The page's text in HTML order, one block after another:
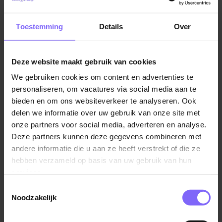
Toestemming Details Over
Deze website maakt gebruik van cookies
We gebruiken cookies om content en advertenties te
personaliseren, om vacatures via social media aan te
bieden en om ons websiteverkeer te analyseren. Ook
delen we informatie over uw gebruik van onze site met
onze partners voor social media, adverteren en analyse.
Deze partners kunnen deze gegevens combineren met
andere informatie die u aan ze heeft verstrekt of die ze
hebben verzameld op basis van uw gebruik van hun
Noodzakelijk
Eerstejaars Profcoach M.S.R.V. Saurus
aan de sportieve en persoonlijke ontwikkeling
van studenten. Voor M.S.R.V. Saurus betekent
dit het versterken van de wedstrijdsectie door
continuïteit, kwaliteit en groei in coaching en
talentontwikkeling te waarborgen.
Jouw collega’s:Je werkt nauw samen met de
wedstrijdcommissaris, het bestuur van M.S.R.V.
Saurus en de (student-)coaches van de
UM SPORTS en externe partijen zoals de KNRB.